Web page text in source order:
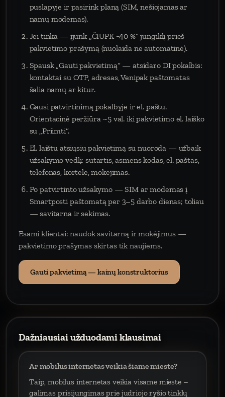
puslapyje ir pasirink planą (SIM, nešiojamas ar
namų modemas).
Jei tinka — įjunk „ČIUPK −40 %“ jungiklį prieš
pakvietimo prašymą (nuolaida ne automatinė).
Spausk „Gauti pakvietimą“ — atsidaro DI pokalbis:
kontaktai su OTP, adresas, Venipak paštomatas
šalia namų ar kitur.
Gausi patvirtinimą pokalbyje ir el. paštu.
Orientacinė peržiūra ~5 val. iki pakvietimo el. laiško
su „Priimti“.
El. laištu atsiųsiu pakvietimą su nuoroda — užbaik
užsakymo vedlį: sutartis, asmens kodas, el. paštas,
telefonas, kortelė, mokėjimas.
Po patvirtinto užsakymo — SIM ar modemas į
Smartposti paštomatą per 3–5 darbo dienas; toliau
— savitarna ir sekimas.
Esami klientai: naudok savitarną ir mokėjimus —
pakvietimo prašymas skirtas tik naujiems.
Gauti pakvietimą — kainų konstruktorius
Dažniausiai užduodami klausimai
Ar mobilus internetas veikia šiame mieste?
Taip, mobilus internetas veikia visame mieste –
galimas prisijungimas prie judriojo ryšio tinklų